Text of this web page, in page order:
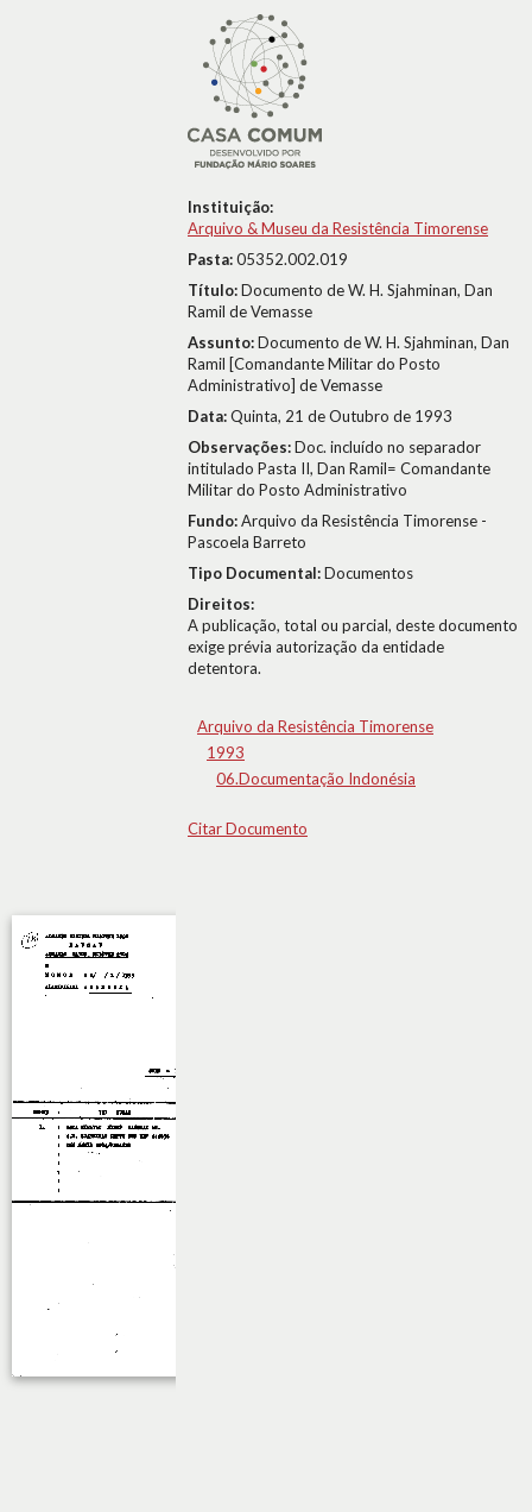
Instituição:
Arquivo & Museu da Resistência Timorense
Pasta:05352.002.019
Título:Documento de W. H. Sjahminan, Dan
Ramil de Vemasse
Assunto:Documento de W. H. Sjahminan, Dan
Ramil [Comandante Militar do Posto
Administrativo] de Vemasse
Data:Quinta, 21 de Outubro de 1993
Observações:Doc. incluído no separador
intitulado Pasta II, Dan Ramil= Comandante
Militar do Posto Administrativo
Fundo:Arquivo da Resistência Timorense -
Pascoela Barreto
Tipo Documental:Documentos
Direitos:
A publicação, total ou parcial, deste documento
exige prévia autorização da entidade
detentora.
Arquivo da Resistência Timorense
1993
06.Documentação Indonésia
Citar Documento